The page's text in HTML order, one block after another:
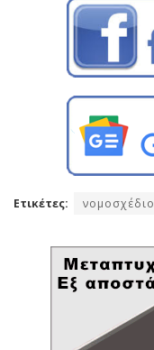
Ετικέτες: νομοσχέδιο